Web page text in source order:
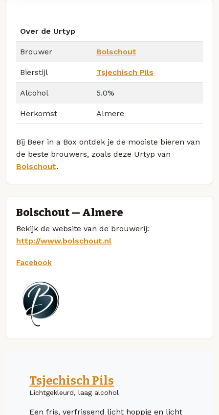
Over de Urtyp
Brouwer Bolschout
Bierstijl Tsjechisch Pils
Alcohol 5.0%
Herkomst Almere
Bij Beer in a Box ontdek je de mooiste bieren van
de beste brouwers, zoals deze Urtyp van
Bolschout.
Bolschout — Almere
Bekijk de website van de brouwerij:
http://www.bolschout.nl
Facebook
Tsjechisch Pils
Lichtgekleurd, laag alcohol
Een fris, verfrissend licht hoppig en licht